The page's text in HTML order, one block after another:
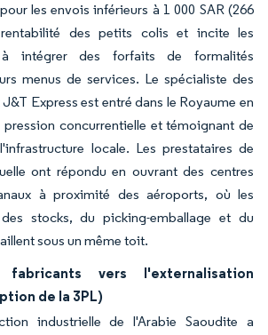
les envois inférieurs à 1 000 SAR (266
des petits colis et incite les
à intégrer des forfaits de formalités
menus de services. Le spécialiste des
Express est entré dans le Royaume en
pression concurrentielle et témoignant de
locale. Les prestataires de
ont répondu en ouvrant des centres
à proximité des aéroports, où les
stocks, du picking-emballage et du
sous un même toit.
vers l'externalisation
de la 3PL)
industrielle de l'Arabie Saoudite a